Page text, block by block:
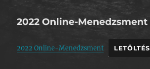
2022 Online-Menedzsment
2022 Online-Menedzsment LETÖLTÉS